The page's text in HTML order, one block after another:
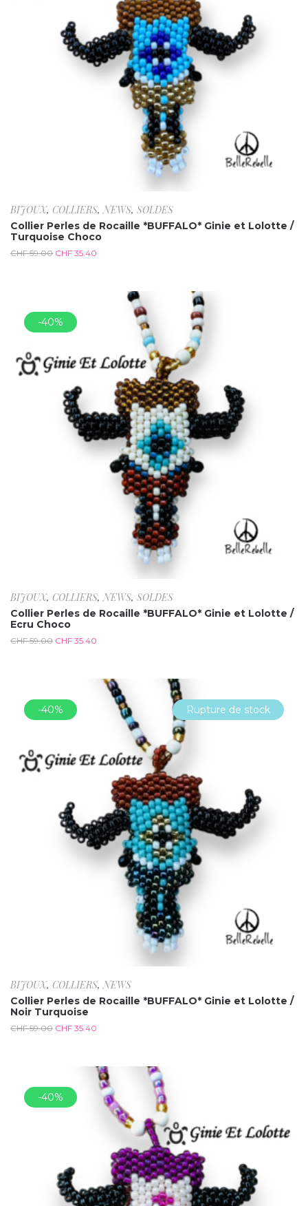
BIJOUX, COLLIERS,NEWS, SOLDES
Collier Perles de Rocaille *BUFFALO* Ginie et Lolotte /
Turquoise Choco
CHF59.00 CHF 35.40
-40%
BIJOUX, COLLIERS,NEWS, SOLDES
Collier Perles de Rocaille *BUFFALO* Ginie et Lolotte /
Ecru Choco
CHF59.00 CHF 35.40
-40% Rupture de stock
BIJOUX, COLLIERS,NEWS
Collier Perles de Rocaille *BUFFALO* Ginie et Lolotte /
Noir Turquoise
CHF59.00 CHF 35.40
-40%